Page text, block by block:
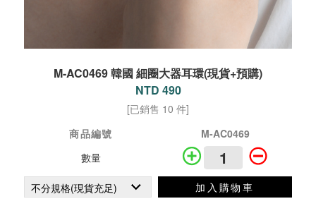
M-AC0469 韓國 細圈大器耳環(現貨+預購)
NTD 490
[已銷售 10 件]
商品編號
M-AC0469
數量
加入購物車